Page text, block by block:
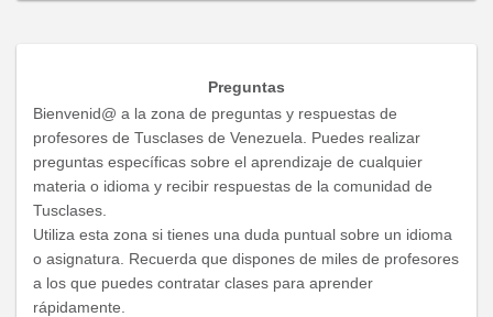
Preguntas
Bienvenid@ a la zona de preguntas y respuestas de
profesores de Tusclases de Venezuela. Puedes realizar
preguntas específicas sobre el aprendizaje de cualquier
materia o idioma y recibir respuestas de la comunidad de
Tusclases.
Utiliza esta zona si tienes una duda puntual sobre un idioma
o asignatura. Recuerda que dispones de miles de profesores
a los que puedes contratar clases para aprender
rápidamente.